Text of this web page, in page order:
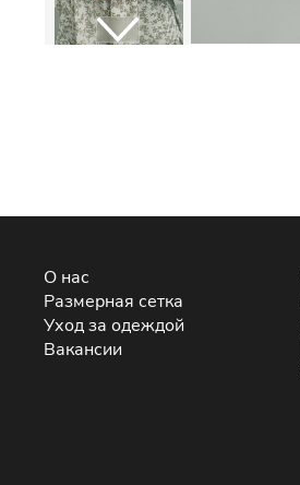
О нас
Размерная сетка
Уход за одеждой
Вакансии